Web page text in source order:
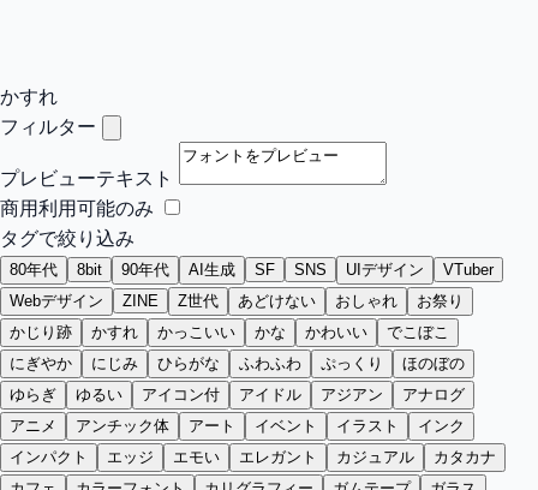
かすれ
フィルター
プレビューテキスト
商用利用可能のみ
タグで絞り込み
80年代 8bit 90年代 AI生成 SF SNS UIデザイン
VTuber
Webデザイン
ZINE Z世代 あどけない おしゃれ
お祭り
かじり跡
かすれ かっこいい かな かわいい
でこぼこ
にぎやか
にじみ ひらがな ふわふわ ぷっくり
ほのぼの
ゆらぎ
ゆるい アイコン付 アイドル アジアン
アナログ
アニメ
アンチック体 アート イベント イラスト
インク
インパクト
エッジ エモい エレガント カジュアル
カタカナ